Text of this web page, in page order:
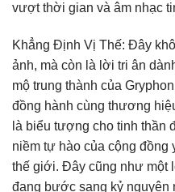
vượt thời gian và âm nhạc
Khẳng Định Vị Thế: Đây
ảnh, mà còn là lời tri ân
mộ trung thành của
đồng hành cùng thương
là biểu tượng cho tinh thần
niềm tự hào của cộng đồng
thế giới. Đây cũng như một
đang bước sang kỷ